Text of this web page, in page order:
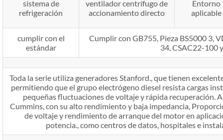
sistema de
refrigeración
ventilador centrífugo de
accionamiento directo
Entorno
aplicable
cumplir con el
estándar
Cumplir con GB755, Pieza BS5000 3,
34, CSAC22-100
Toda la serie utiliza generadores Stanford., que tienen
permitiendo que el grupo electrógeno diesel resista cargas
pequeñas fluctuaciones de voltaje y rápida recuperación.
Cummins, con su alto rendimiento y baja impedancia,
de voltaje y rendimiento de arranque del motor en
potencia., como centros de datos, hospitales e